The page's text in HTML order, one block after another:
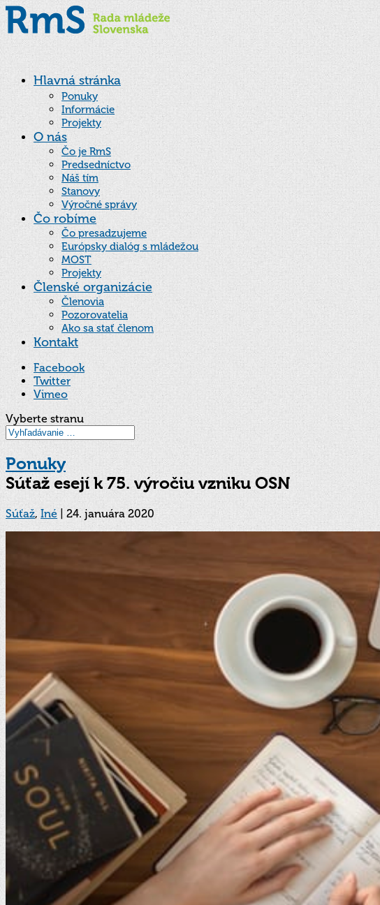
Hlavná stránka
Ponuky
Informácie
Projekty
O nás
Čo je RmS
Predsedníctvo
Náš tím
Stanovy
Výročné správy
Čo robíme
Čo presadzujeme
Európsky dialóg s mládežou
MOST
Projekty
Členské organizácie
Členovia
Pozorovatelia
Ako sa stať členom
Kontakt
Facebook
Twitter
Vimeo
Vyberte stranu
Ponuky
Súťaž esejí k 75. výročiu vzniku OSN
Súťaž,Iné|24. januára 2020